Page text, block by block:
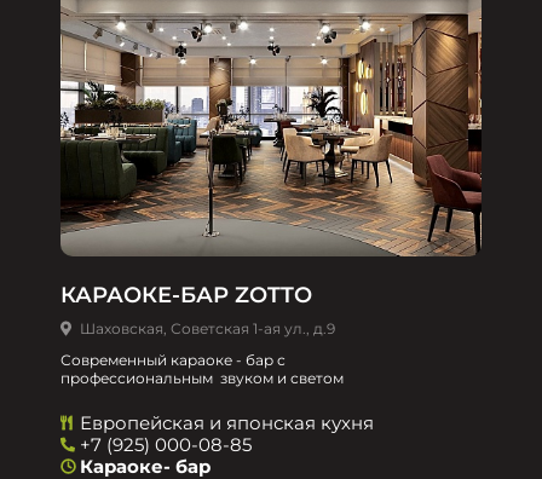
КАРАОКЕ-БАР ZOTTO
Шаховская, Советская 1-ая ул., д.9
Современный караоке - бар с
профессиональным звуком и светом
Европейская и японская кухня
+7 (925) 000-08-85
Караоке- бар